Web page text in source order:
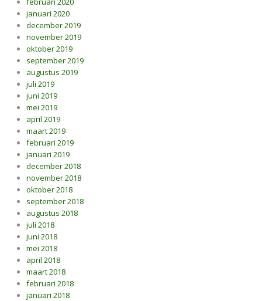
januari 2020
december 2019
november 2019
oktober 2019
september 2019
augustus 2019
juli 2019
juni 2019
mei 2019
april 2019
maart 2019
februari 2019
januari 2019
december 2018
november 2018
oktober 2018
september 2018
augustus 2018
juli 2018
juni 2018
mei 2018
april 2018
maart 2018
februari 2018
januari 2018